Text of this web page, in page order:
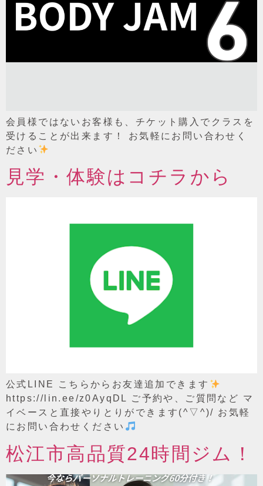
会員様ではないお客様も、チケット購入でクラスを
受けることが出来ます！ お気軽にお問い合わせく
ださい
見学・体験はコチラから
公式LINE こちらからお友達追加できます
https://lin.ee/z0AyqDL ご予約や、ご質問など マ
イベースと直接やりとりができます(^▽^)/ お気軽
にお問い合わせください
松江市高品質24時間ジム！